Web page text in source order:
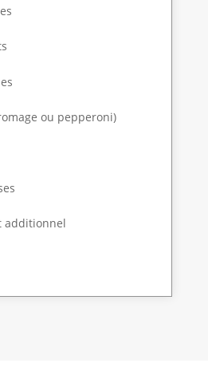
ou pepperoni)
additionnel